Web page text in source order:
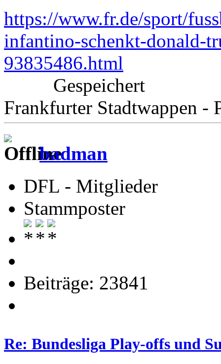
https://www.fr.de/sport/
infantino-schenkt-donald-
93835486.html
Gespeichert
Frankfurter Stadtwappen -
badman
DFL - Mitglieder
Stammposter
Beiträge: 23841
Re: Bundesliga Play-offs und